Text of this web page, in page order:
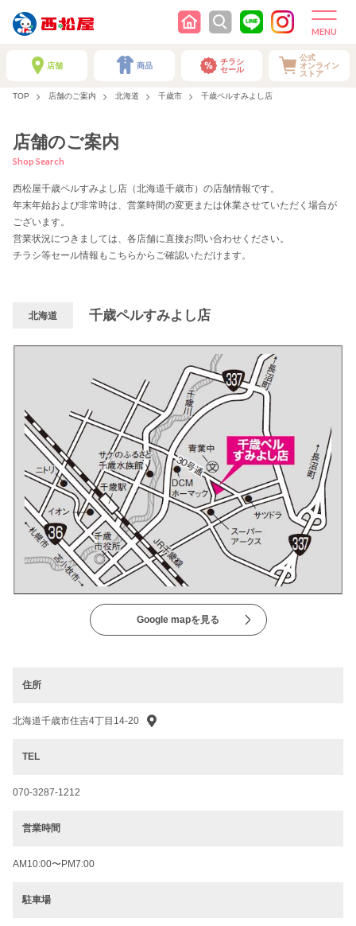
店舗 商品
チラシ
セール
公式
オンライン
ストア
TOP 店舗のご案内 北海道 千歳市 千歳ペルすみよし店
店舗のご案内
Shop Search
西松屋千歳ペルすみよし店（北海道千歳市）の店舗情報です。
年末年始および非常時は、営業時間の変更または休業させていただく場合が
ございます。
営業状況につきましては、各店舗に直接お問い合わせください。
チラシ等セール情報もこちらからご確認いただけます。
北海道 千歳ペルすみよし店
Google mapを見る
住所
北海道千歳市住吉4丁目14-20
TEL
070-3287-1212
営業時間
AM10:00〜PM7:00
駐車場